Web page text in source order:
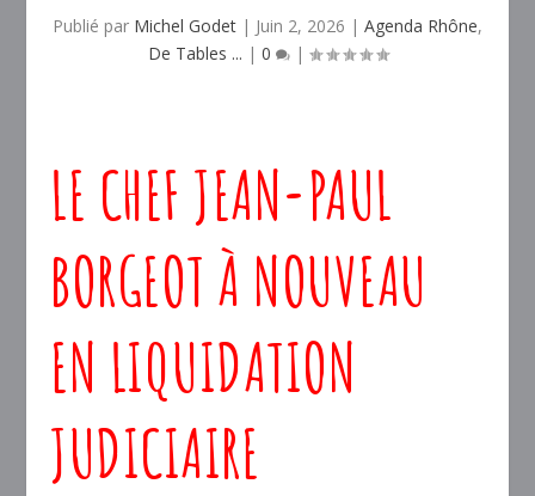
Publié par Michel Godet | Juin 2, 2026 | Agenda Rhône,
De Tables ... | 0 |
LE CHEF JEAN-PAUL
BORGEOT À NOUVEAU
EN LIQUIDATION
JUDICIAIRE